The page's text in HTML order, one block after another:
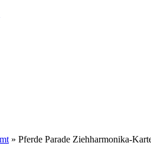
» Pferde Parade Ziehharmonika-